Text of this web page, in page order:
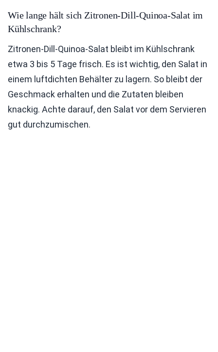
Wie lange hält sich Zitronen-Dill-Quinoa-Salat im
Kühlschrank?
Zitronen-Dill-Quinoa-Salat bleibt im Kühlschrank
etwa 3 bis 5 Tage frisch. Es ist wichtig, den Salat in
einem luftdichten Behälter zu lagern. So bleibt der
Geschmack erhalten und die Zutaten bleiben
knackig. Achte darauf, den Salat vor dem Servieren
gut durchzumischen.